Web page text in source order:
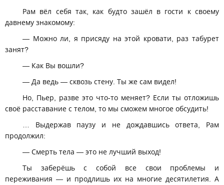
Рам вёл себя так, как будто зашёл в гости к своему
давнему знакомому:
— Можно ли, я присяду на этой кровати, раз табурет
занят?
— Как Вы вошли?
— Да ведь — сквозь стену. Ты же сам видел!
Но, Пьер, разве это что-то меняет? Если ты отложишь
своё расставание с телом, то мы сможем многое обсудить!
… Выдержав паузу и не дождавшись ответа, Рам
продолжил:
— Смерть тела — это не лучший выход!
Ты заберёшь с собой все свои проблемы и
переживания — и продлишь их на многие десятилетия. А